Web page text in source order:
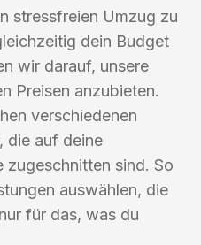
stressfreien Umzug zu
dein Budget
wir darauf, unsere
Preisen anzubieten.
verschiedenen
die auf deine
zugeschnitten sind. So
auswählen, die
für das, was du